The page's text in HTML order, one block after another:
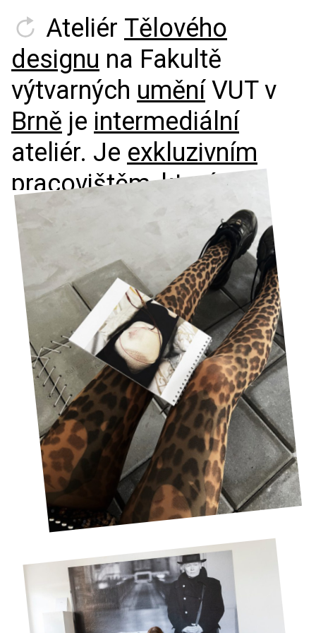
Ateliér Tělového
designu na Fakultě
výtvarných umění VUT v
Brně je intermediální
ateliér. Je exkluzivním
pracovištěm, které se
zabývá
prezentací
lidského těla,
tedy i vašeho těla ve
výtvarném umění.
Zaměřujeme se na
jednotlivce, na dvojice, na
společenství. Vnímáme
formu těla, kostru,
anatomii, tvarosloví. Tělo
pro nás estetickým
objektem, je krásné,
je postižené. Je normální,
když je queer. Je velmi
obyčejné, ale vyjadřujeme